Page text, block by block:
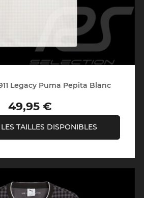
Legacy Puma Pepita Blanc
Prix
49,95 €
TAILLES DISPONIBLES